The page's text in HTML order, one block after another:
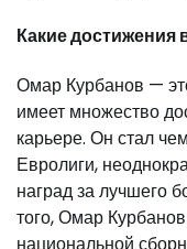
Какие достижения
Омар Курбанов —
имеет множество
карьере. Он стал
Евролиги,
наград за лучшего
того, Омар